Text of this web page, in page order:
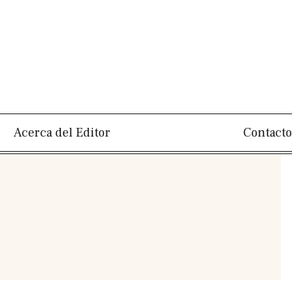
Acerca del Editor Contacto